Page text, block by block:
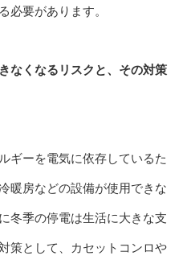
必要があります。
なくなるリスクと、その対策
ギーを電気に依存しているた
暖房などの設備が使用できな
冬季の停電は生活に大きな支
策として、カセットコンロや